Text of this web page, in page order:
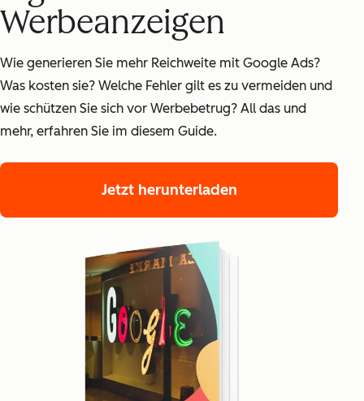
Werbeanzeigen
Wie generieren Sie mehr Reichweite mit Google Ads?
Was kosten sie? Welche Fehler gilt es zu vermeiden und
wie schützen Sie sich vor Werbebetrug? All das und
mehr, erfahren Sie im diesem Guide.
Jetzt herunterladen